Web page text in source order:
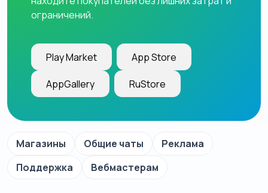
ограничений.
Play Market App Store
AppGallery RuStore
Магазины Общие чаты
Реклама
Поддержка
Вебмастерам